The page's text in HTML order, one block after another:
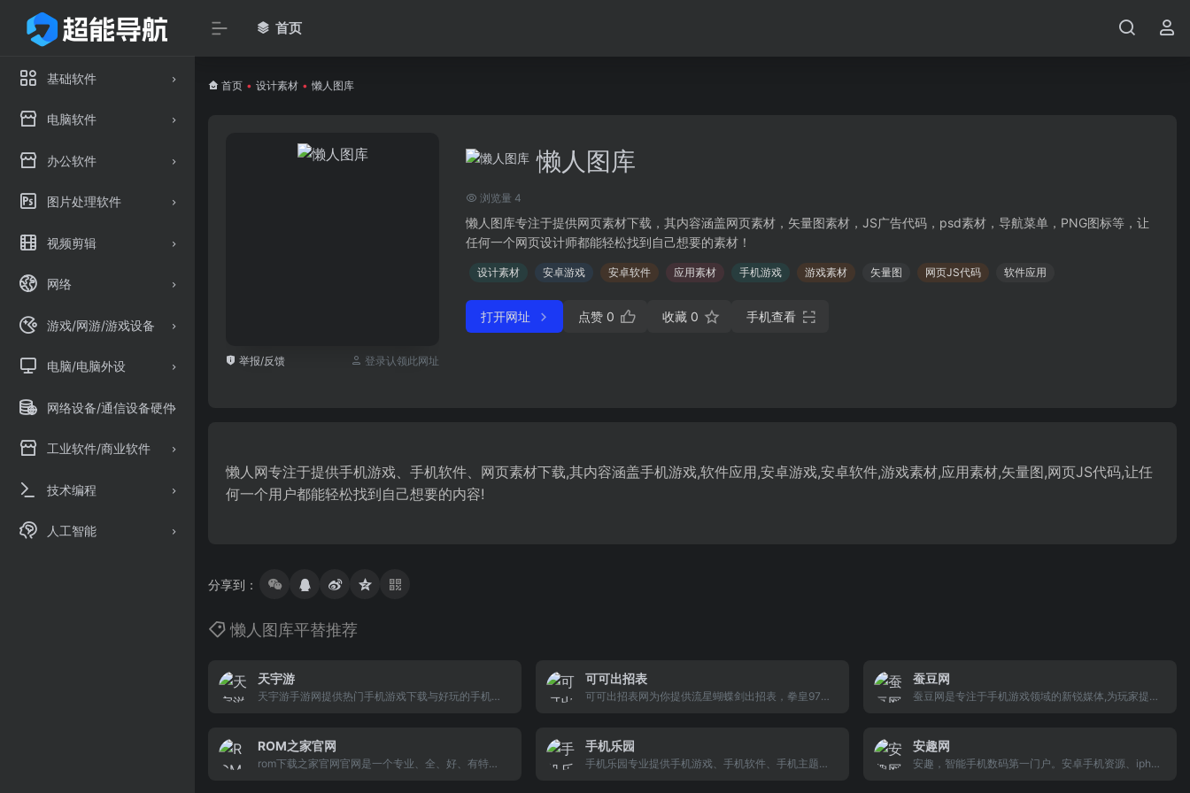
基础软件
电脑软件
办公软件
图片处理软件
视频剪辑
网络
游戏/网游/游戏设备
电脑/电脑外设
网络设备/通信设备硬件
工业软件/商业软件
技术编程
人工智能
首页
首页 • 设计素材 • 懒人图库
举报/反馈 登录认领此网址
懒人图库
浏览量 4
懒人图库专注于提供网页素材下载，其内容涵盖网页素材，矢量图素材，JS广告代码，psd素材，导航菜单，PNG图标等，让
任何一个网页设计师都能轻松找到自己想要的素材！
设计素材 安卓游戏 安卓软件 应用素材 手机游戏 游戏素材 矢量图 网页JS代码 软件应用
打开网址 点赞 0 收藏 0 手机查看
懒人网专注于提供手机游戏、手机软件、网页素材下载,其内容涵盖手机游戏,软件应用,安卓游戏,安卓软件,游戏素材,应用素材,矢量图,网页JS代码,让任
何一个用户都能轻松找到自己想要的内容!
分享到：
懒人图库平替推荐
天宇游
天宇游手游网提供热门手机游戏下载与好玩的手机网
精彩手游活动！
可可出招表
可可出招表网为你提供流星蝴蝶剑出招表，拳皇97出
盘出招表大全。
蚕豆网
蚕豆网是专注于手机游戏领域的新锐媒体,为玩家提供
放,玩家社区等,已成为众多玩家喜爱的手机游戏平台.
ROM之家官网
rom下载之家官网官网是一个专业、全、好、有特
手机乐园
手机乐园专业提供手机游戏、手机软件、手机主题、
安趣网
安趣，智能手机数码第一门户。安卓手机资源、ipho